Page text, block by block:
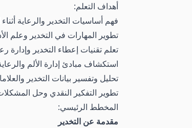
أهداف التعلم:
فهم أساسيات التخدير والرعاية
تطوير المهارات في التخدير وعلم
تعلم تقنيات إعطاء التخدير وإدارة
استكشاف مبادئ إدارة الألم
تحليل وتفسير بيانات التخدير
تطوير التفكير النقدي وحل
المخطط الرئيسي:
مقدمة عن التخدير